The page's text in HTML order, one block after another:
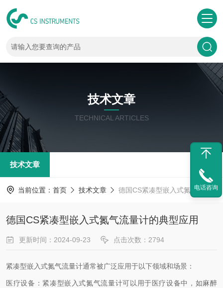
技术文章
TECHNICAL ARTICLES
技术文章
当前位置： 首页 技术文章 德国CS紧凑型嵌入式氮气流量计的典型应用
德国CS紧凑型嵌入式氮气流量计的典型应用
更新时间：2024-09-23 点击次数：2794
紧凑型嵌入式氮气流量计通常被广泛应用于以下领域和场景：
医疗设备：紧凑型嵌入式氮气流量计可以用于医疗设备中，如麻醉
电话咨询